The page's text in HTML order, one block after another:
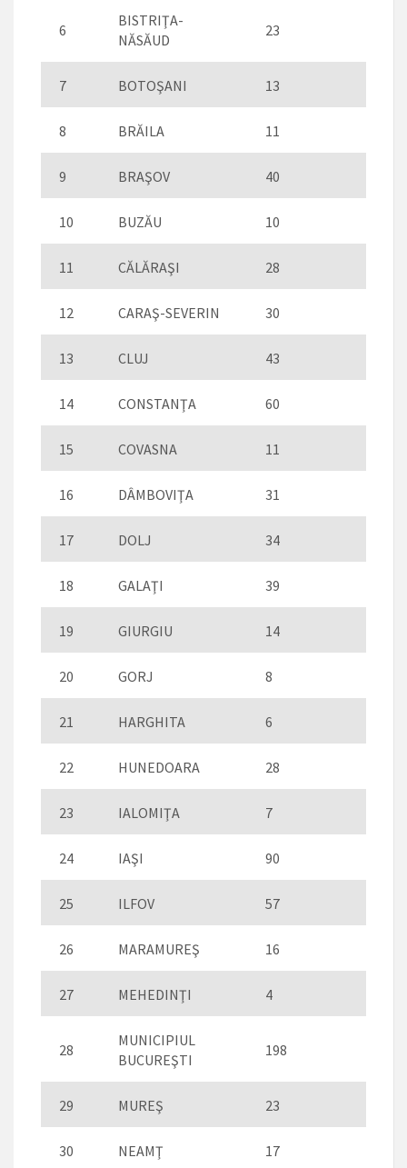
6
BISTRIŢA-
NĂSĂUD
23
7 BOTOŞANI 13
8 BRĂILA 11
9 BRAŞOV 40
10 BUZĂU 10
11 CĂLĂRAŞI 28
12 CARAŞ-SEVERIN 30
13 CLUJ 43
14 CONSTANŢA 60
15 COVASNA 11
16 DÂMBOVIŢA 31
17 DOLJ 34
18 GALAŢI 39
19 GIURGIU 14
20 GORJ 8
21 HARGHITA 6
22 HUNEDOARA 28
23 IALOMIŢA 7
24 IAŞI 90
25 ILFOV 57
26 MARAMUREŞ 16
27 MEHEDINŢI 4
28
MUNICIPIUL
BUCUREŞTI
198
29 MUREŞ 23
30 NEAMŢ 17